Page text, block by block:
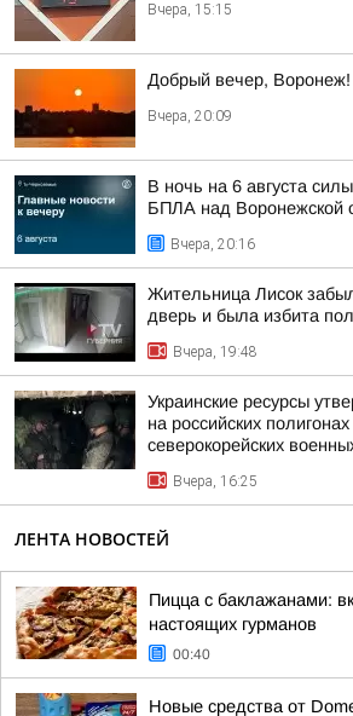
Вчера, 15:15
Добрый вечер, Воронеж!
Вчера, 20:09
В ночь на 6 августа
БПЛА над Воронежской
Вчера, 20:16
Жительница Лисок
дверь и была избита
Вчера, 19:48
Украинские ресурсы
на российских
северокорейских
Вчера, 16:25
ЛЕНТА НОВОСТЕЙ
Пицца с баклажанами:
настоящих гурманов
00:40
Новые средства от